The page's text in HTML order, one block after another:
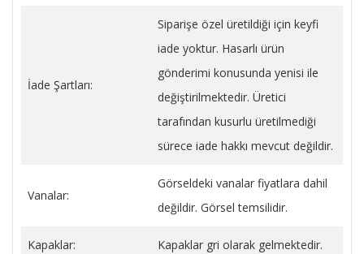
İade Şartları:
Siparişe özel üretildiği için keyfi
iade yoktur. Hasarlı ürün
gönderimi konusunda yenisi ile
değiştirilmektedir. Üretici
tarafından kusurlu üretilmediği
sürece iade hakkı mevcut değildir.
Vanalar:
Görseldeki vanalar fiyatlara dahil
değildir. Görsel temsilidir.
Kapaklar: Kapaklar gri olarak gelmektedir.